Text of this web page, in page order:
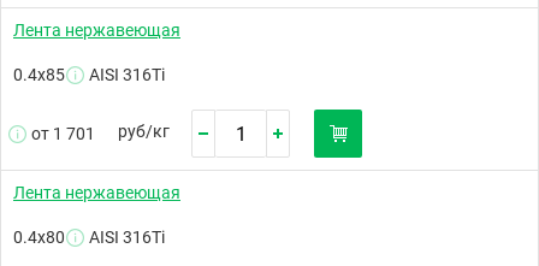
Лента нержавеющая
0.4х85 AISI 316Ti
от 1 701 руб/кг
Лента нержавеющая
0.4х80 AISI 316Ti